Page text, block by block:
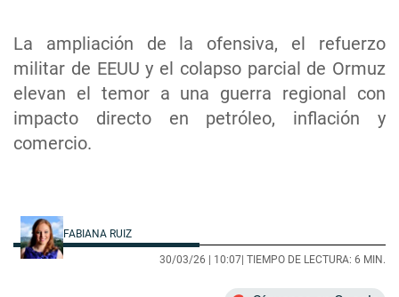
La ampliación de la ofensiva, el refuerzo
militar de EEUU y el colapso parcial de Ormuz
elevan el temor a una guerra regional con
impacto directo en petróleo, inflación y
comercio.
FABIANA RUIZ
30/03/26 | 10:07 | TIEMPO DE LECTURA: 6 MIN.